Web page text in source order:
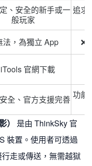
、安全的新手或一
般玩家
追求
法，為獨立 App ❌
官網下載
全、官方支援完善 功能
）
是由 ThinkSky 官
裝置。使用者可透過
走或傳送，無需越獄